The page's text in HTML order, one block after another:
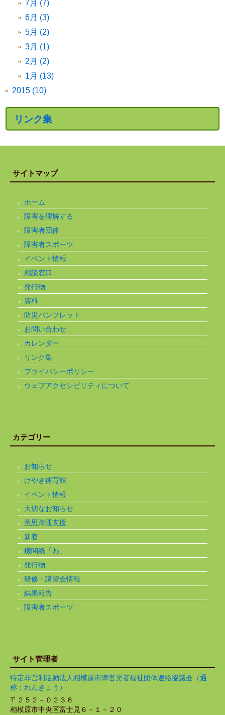
7月 (7)
6月 (3)
5月 (2)
3月 (1)
2月 (2)
1月 (13)
2015 (10)
リンク集
サイトマップ
ホーム
障害を理解する
障害者団体
障害者スポーツ
イベント情報
相談窓口
発行物
資料
防災パンフレット
お問い合わせ
カレンダー
リンク集
プライバシーポリシー
ウェブアクセシビリティについて
カテゴリー
お知らせ
けやき体育館
イベント情報
大切なお知らせ
意思疎通支援
新着
機関紙「わ」
発行物
研修・講習会情報
結果報告
障害者スポーツ
サイト管理者
特定非営利活動法人相模原市障害児者福祉団体連絡協議会（通
称：れんきょう）
〒２５２－０２３６
相模原市中央区富士見６－１－２０